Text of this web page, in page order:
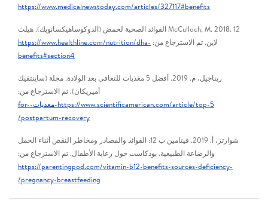
https://www.medicalnewstoday.com/articles/327117#benefits
McCulloch, M. 2018. 12 الفوائد الصحية لحمض (الدوكوساهيكسانويك). هيلث
لاين. تم الاسترجاع من: https://www.healthline.com/nutrition/dha-
benefits#section4
ريناجيل، م. 2019. أفضل 5 مغذيات للتعافي بعد الولادة. مجلة (ساينتفيك
أميريكان). تم الاسترجاع من:
https://www.scientificamerican.com/article/top-5-مغذيات-for-
postpartum-recovery/
شوارتز، أ. 2019. فيتامين ب 12: الفوائد والمصادر ومخاطر النقص أثناء الحمل
والرضاعة الطبيعية. بودكاست حول رعاية الأطفال. تم الاسترجاع من:
https://parentingpod.com/vitamin-b12-benefits-sources-deficiency-
pregnancy-breastfeeding/